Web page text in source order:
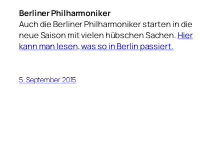
Berliner Philharmoniker
Auch die Berliner Philharmoniker starten in die
neue Saison mit vielen hübschen Sachen. Hier
kann man lesen, was so in Berlin passiert.
5. September 2015